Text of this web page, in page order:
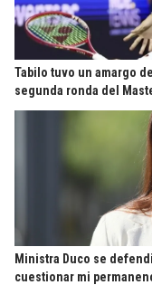
Tabilo tuvo un amargo
segunda ronda del
Ministra Duco se
cuestionar mi